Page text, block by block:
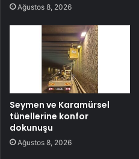
Ağustos 8, 2026
Seymen ve Karamürsel
tünellerine konfor
dokunuşu
Ağustos 8, 2026